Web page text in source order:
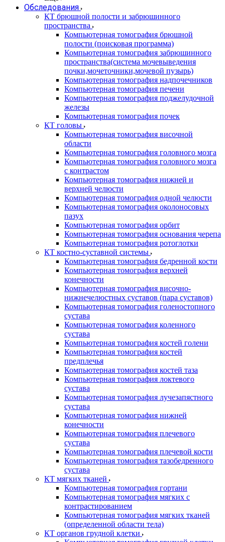
Обследования
КТ брюшной полости и забрюшинного
пространства
Компьютерная томография брюшной
полости (поисковая программа)
Компьютерная томография забрюшинного
пространства(система мочевыведения
почки,мочеточники,мочевой пузырь)
Компьютерная томография надпочечников
Компьютерная томография печени
Компьютерная томография поджелудочной
железы
Компьютерная томография почек
КТ головы
Компьютерная томография височной
области
Компьютерная томография головного мозга
Компьютерная томография головного мозга
с контрастом
Компьютерная томография нижней и
верхней челюсти
Компьютерная томография одной челюсти
Компьютерная томография околоносовых
пазух
Компьютерная томография орбит
Компьютерная томография основания черепа
Компьютерная томография ротоглотки
КТ костно-суставной системы
Компьютерная томография бедренной кости
Компьютерная томография верхней
конечности
Компьютерная томография височно-
нижнечелюстных суставов (пара суставов)
Компьютерная томография голеностопного
сустава
Компьютерная томография коленного
сустава
Компьютерная томография костей голени
Компьютерная томография костей
предплечья
Компьютерная томография костей таза
Компьютерная томография локтевого
сустава
Компьютерная томография лучезапястного
сустава
Компьютерная томография нижней
конечности
Компьютерная томография плечевого
сустава
Компьютерная томография плечевой кости
Компьютерная томография тазобедренного
сустава
КТ мягких тканей
Компьютерная томография гортани
Компьютерная томография мягких с
контрастированием
Компьютерная томография мягких тканей
(определенной области тела)
КТ органов грудной клетки